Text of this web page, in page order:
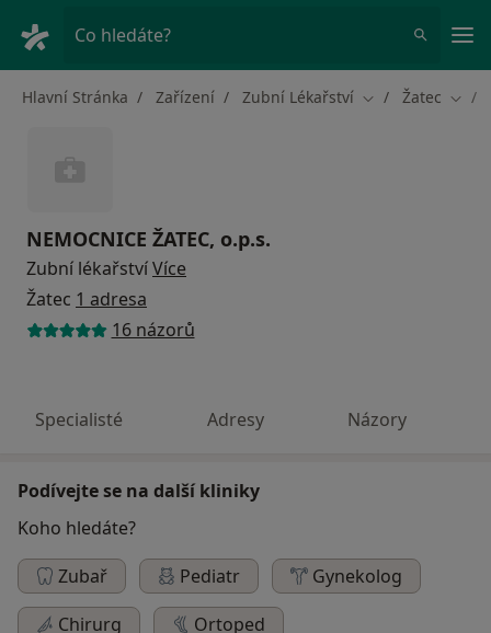
Co hledáte?
Hlavní Stránka Zařízení Zubní Lékařství Změna města
Žatec
NEMOCNICE ŽATEC, o.p.s.
Zubní lékařstvíVíce
Žatec 1 adresa
16 názorů
Specialisté Adresy Názory
Podívejte se na další kliniky
Koho hledáte?
Zubař
Pediatr
Gynekolog
Chirurg
Ortoped